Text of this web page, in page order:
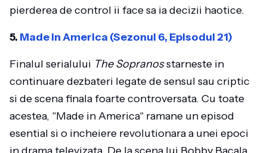
pierderea de control ii face sa ia decizii haotice.
5. Made in America (Sezonul 6, Episodul 21)
Finalul serialului The Sopranosstarneste in
continuare dezbateri legate de sensul sau criptic
si de scena finala foarte controversata. Cu toate
acestea, "Made in America" ramane un episod
esential si o incheiere revolutionara a unei epoci